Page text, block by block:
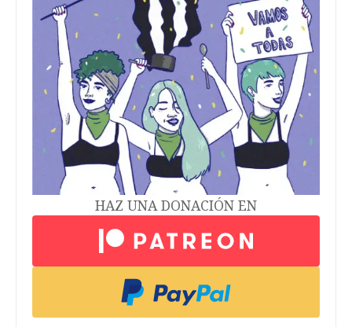
HAZ UNA DONACIÓN EN